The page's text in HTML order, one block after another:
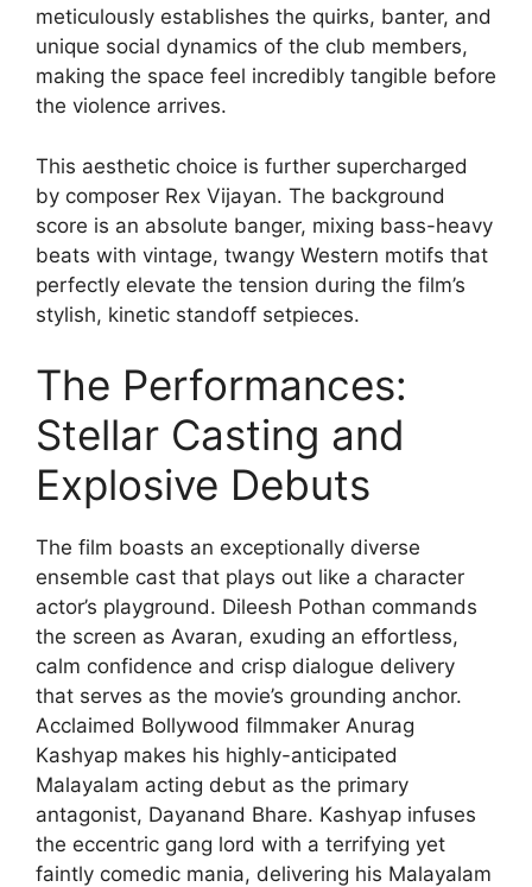
meticulously establishes the quirks, banter, and
unique social dynamics of the club members,
making the space feel incredibly tangible before
the violence arrives.
This aesthetic choice is further supercharged
by composer Rex Vijayan. The background
score is an absolute banger, mixing bass-heavy
beats with vintage, twangy Western motifs that
perfectly elevate the tension during the film’s
stylish, kinetic standoff setpieces.
The Performances:
Stellar Casting and
Explosive Debuts
The film boasts an exceptionally diverse
ensemble cast that plays out like a character
actor’s playground. Dileesh Pothan commands
the screen as Avaran, exuding an effortless,
calm confidence and crisp dialogue delivery
that serves as the movie’s grounding anchor.
Acclaimed Bollywood filmmaker Anurag
Kashyap makes his highly-anticipated
Malayalam acting debut as the primary
antagonist, Dayanand Bhare. Kashyap infuses
the eccentric gang lord with a terrifying yet
faintly comedic mania, delivering his Malayalam